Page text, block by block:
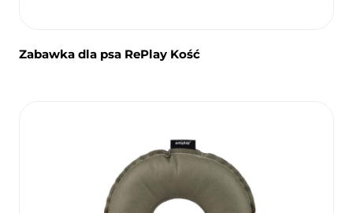
Zabawka dla psa RePlay Kość